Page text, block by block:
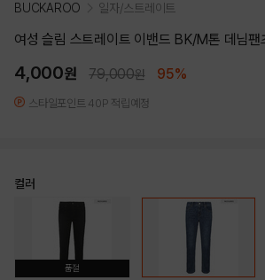
BUCKAROO 일자/스트레이트
여성 슬림 스트레이트 이밴드 BK/M톤 데님
4,000원 79,000원 95%
스타일포인트 40P 적립예정
컬러
품절